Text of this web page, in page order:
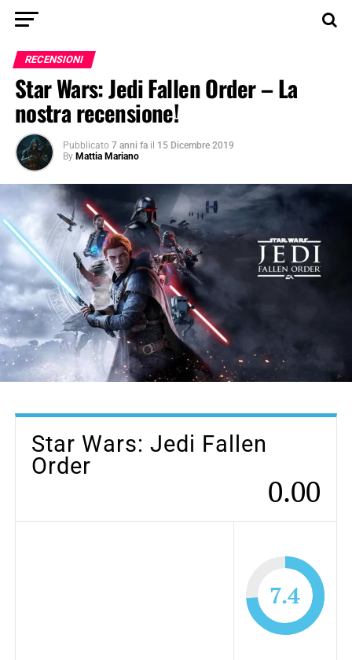
RECENSIONI
Star Wars: Jedi Fallen Order – La
nostra recensione!
Pubblicato 7 anni fa il 15 Dicembre 2019
By Mattia Mariano
Star Wars: Jedi Fallen
Order
0.00
7.4